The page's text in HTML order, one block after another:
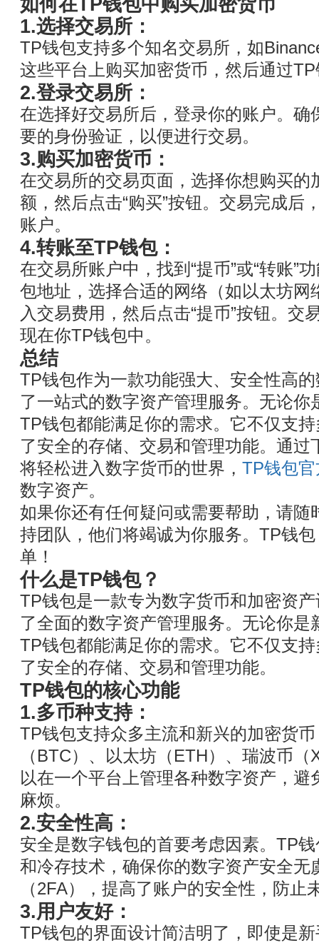
1.选择交易所：
TP钱包支持多个知名交易所，如
这些平台上购买加密货币，然后通过
2.登录交易所：
在选择好交易所后，登录你的账户。确
要的身份验证，以便进行交易。
3.购买加密货币：
在交易所的交易页面，选择你想购买的
额，然后点击“购买”按钮。交易完成后
账户。
4.转账至TP钱包：
在交易所账户中，找到“提币”或“转账”
包地址，选择合适的网络（如以太坊网
入交易费用，然后点击“提币”按钮。交
现在你TP钱包中。
总结
TP钱包作为一款功能强大、安全性高
了一站式的数字资产管理服务。无论你
TP钱包都能满足你的需求。它不仅支
了安全的存储、交易和管理功能。通过
将轻松进入数字货币的世界， TP钱包
数字资产。
如果你还有任何疑问或需要帮助，请随
持团队，他们将竭诚为你服务。TP钱
单！
什么是TP钱包？
TP钱包是一款专为数字货币和加密资
了全面的数字资产管理服务。无论你是
TP钱包都能满足你的需求。它不仅支
了安全的存储、交易和管理功能。
TP钱包的核心功能
1.多币种支持：
TP钱包支持众多主流和新兴的加密货
（BTC）、以太坊（ETH）、瑞波币
以在一个平台上管理各种数字资产，
麻烦。
2.安全性高：
安全是数字钱包的首要考虑因素。TP
和冷存技术，确保你的数字资产安全无
（2FA），提高了账户的安全性，防止
3.用户友好：
TP钱包的界面设计简洁明了，即使是